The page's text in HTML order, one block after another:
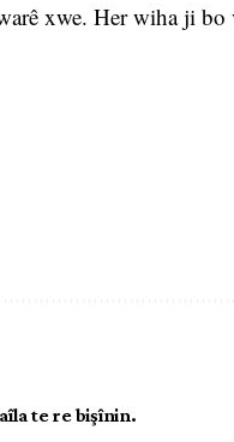
xwe. Her wiha ji bo
te re bişînin.